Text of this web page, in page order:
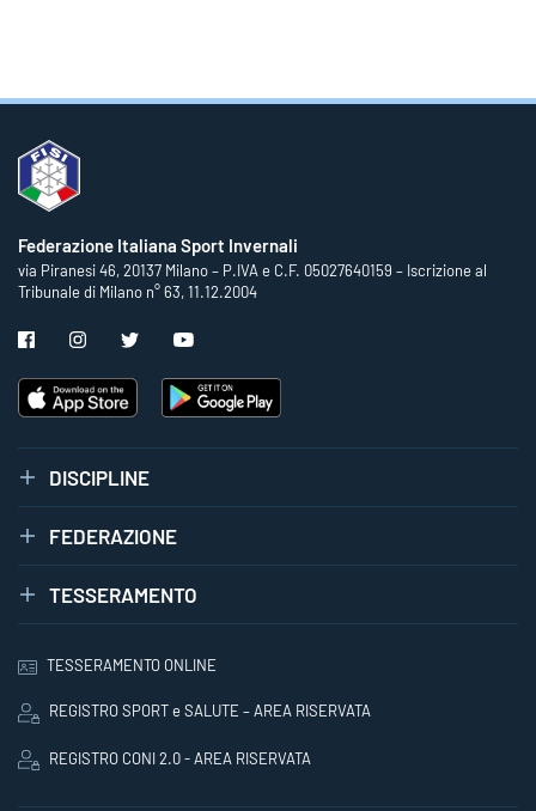
Federazione Italiana Sport Invernali
via Piranesi 46, 20137 Milano – P.IVA e C.F. 05027640159 – Iscrizione al
Tribunale di Milano n° 63, 11.12.2004
DISCIPLINE
FEDERAZIONE
TESSERAMENTO
TESSERAMENTO ONLINE
REGISTRO SPORT e SALUTE – AREA RISERVATA
REGISTRO CONI 2.0 - AREA RISERVATA